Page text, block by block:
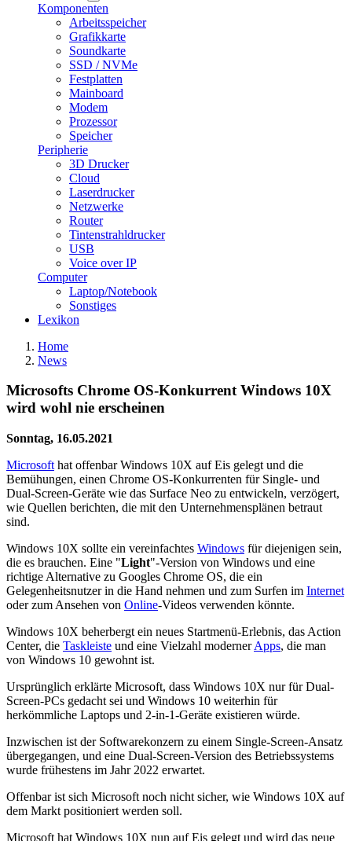
Komponenten
Arbeitsspeicher
Grafikkarte
Soundkarte
SSD / NVMe
Festplatten
Mainboard
Modem
Prozessor
Speicher
Peripherie
3D Drucker
Cloud
Laserdrucker
Netzwerke
Router
Tintenstrahldrucker
USB
Voice over IP
Computer
Laptop/Notebook
Sonstiges
Lexikon
Home
News
Microsofts Chrome OS-Konkurrent Windows 10X
wird wohl nie erscheinen
Sonntag, 16.05.2021
Microsoft hat offenbar Windows 10X auf Eis gelegt und die
Bemühungen, einen Chrome OS-Konkurrenten für Single- und
Dual-Screen-Geräte wie das Surface Neo zu entwickeln, verzögert,
wie Quellen berichten, die mit den Unternehmensplänen betraut
sind.
Windows 10X sollte ein vereinfachtes Windows für diejenigen sein,
die es brauchen. Eine "Light"-Version von Windows und eine
richtige Alternative zu Googles Chrome OS, die ein
Gelegenheitsnutzer in die Hand nehmen und zum Surfen im Internet
oder zum Ansehen von Online-Videos verwenden könnte.
Windows 10X beherbergt ein neues Startmenü-Erlebnis, das Action
Center, die Taskleiste und eine Vielzahl modernerApps, die man
von Windows 10 gewohnt ist.
Ursprünglich erklärte Microsoft, dass Windows 10X nur für Dual-
Screen-PCs gedacht sei und Windows 10 weiterhin für
herkömmliche Laptops und 2-in-1-Geräte existieren würde.
Inzwischen ist der Softwarekonzern zu einem Single-Screen-Ansatz
übergegangen, und eine Dual-Screen-Version des Betriebssystems
wurde frühestens im Jahr 2022 erwartet.
Offenbar ist sich Microsoft noch nicht sicher, wie Windows 10X auf
dem Markt positioniert werden soll.
Microsoft hat Windows 10X nun auf Eis gelegt und wird das neue